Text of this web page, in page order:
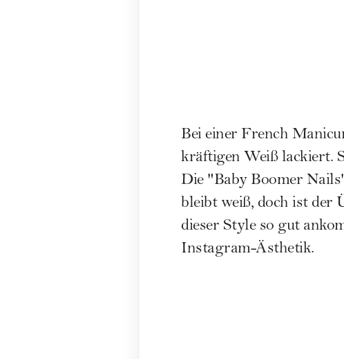
Bei einer French
kräftigen Weiß lackiert.
Die "Baby Boomer
bleibt weiß, doch ist der
dieser Style so gut
Instagram-Ästhetik.